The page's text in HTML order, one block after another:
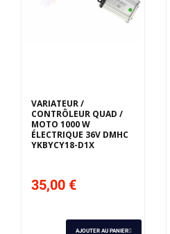
VARIATEUR /
CONTRÔLEUR QUAD /
MOTO 1000 W
ÉLECTRIQUE 36V DMHC
YKBYCY18-D1X
35,00 €
AJOUTER AU PANIER